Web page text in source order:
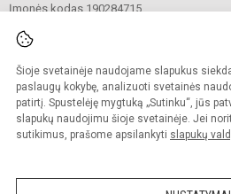
Šioje svetainėje naudojame slapukus
paslaugų kokybę, analizuoti svetainės
patirtį. Spustelėję mygtuką „Sutinku“, jūs
slapukų naudojimu šioje svetainėje. Jei
sutikimus, prašome apsilankyti slapukų
Įmonės kodas 190284715
© 2021. Kretingos sporto mokykla.
Kopijuoti turinį be raštiško gimnazijos
Prieinamumo paraiška
Sumanus būdas atnaujinti